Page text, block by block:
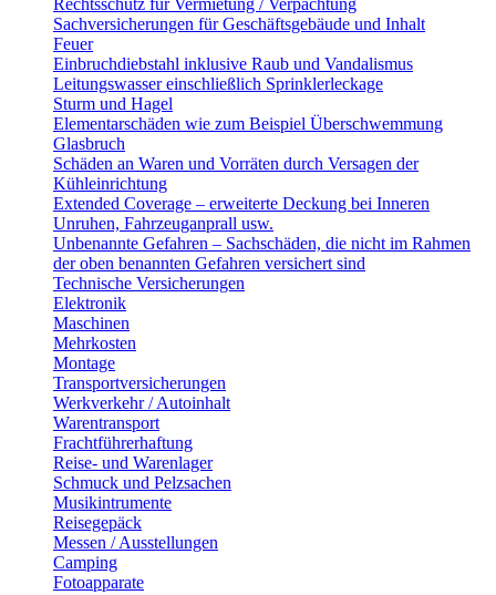
Rechtsschutz für Vermietung / Verpachtung
Sachversicherungen für Geschäftsgebäude und Inhalt
Feuer
Einbruchdiebstahl inklusive Raub und Vandalismus
Leitungswasser einschließlich Sprinklerleckage
Sturm und Hagel
Elementarschäden wie zum Beispiel Überschwemmung
Glasbruch
Schäden an Waren und Vorräten durch Versagen der
Kühleinrichtung
Extended Coverage – erweiterte Deckung bei Inneren
Unruhen, Fahrzeuganprall usw.
Unbenannte Gefahren – Sachschäden, die nicht im Rahmen
der oben benannten Gefahren versichert sind
Technische Versicherungen
Elektronik
Maschinen
Mehrkosten
Montage
Transportversicherungen
Werkverkehr / Autoinhalt
Warentransport
Frachtführerhaftung
Reise- und Warenlager
Schmuck und Pelzsachen
Musikintrumente
Reisegepäck
Messen / Ausstellungen
Camping
Fotoapparate